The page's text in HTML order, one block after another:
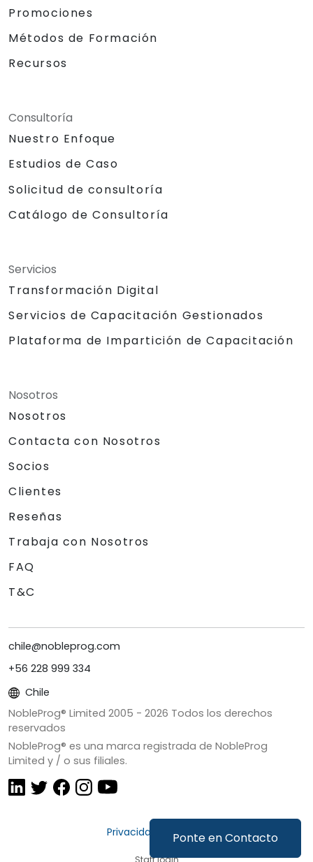
Ponte en Contacto
Promociones
Métodos de Formación
Recursos
Consultoría
Nuestro Enfoque
Estudios de Caso
Solicitud de consultoría
Catálogo de Consultoría
Servicios
Transformación Digital
Servicios de Capacitación Gestionados
Plataforma de Impartición de Capacitación
Nosotros
Nosotros
Contacta con Nosotros
Socios
Clientes
Reseñas
Trabaja con Nosotros
FAQ
T&C
chile@nobleprog.com
+56 228 999 334
Chile
NobleProg® Limited 2005 - 2026 Todos los derechos
reservados
NobleProg® es una marca registrada de NobleProg
Limited y / o sus filiales.
Privacidad y Cookies
Staff login